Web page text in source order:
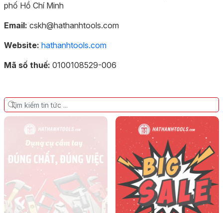
phố Hồ Chí Minh
Email: cskh@hathanhtools.com
Website: hathanhtools.com
Mã số thuế: 0100108529-006